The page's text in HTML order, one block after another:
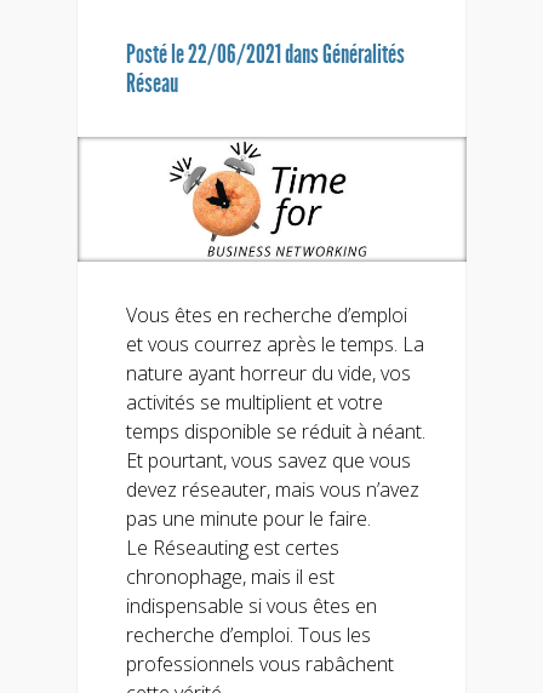
Posté le 22/06/2021 dansGénéralités
Réseau
Vous êtes en recherche d’emploi
et vous courrez après le temps. La
nature ayant horreur du vide, vos
activités se multiplient et votre
temps disponible se réduit à néant.
Et pourtant, vous savez que vous
devez réseauter, mais vous n’avez
pas une minute pour le faire.
Le Réseauting est certes
chronophage, mais il est
indispensable si vous êtes en
recherche d’emploi. Tous les
professionnels vous rabâchent